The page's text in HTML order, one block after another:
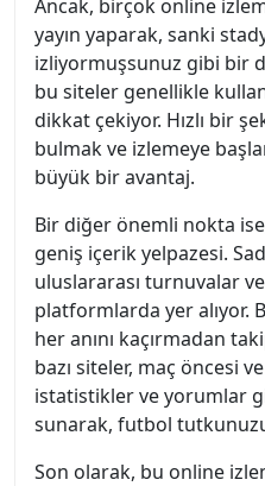
Ancak, birçok online
yayın yaparak, sanki
izliyormuşsunuz gibi bir
bu siteler genellikle
dikkat çekiyor. Hızlı bir
bulmak ve izlemeye
büyük bir avantaj.
Bir diğer önemli nokta
geniş içerik yelpazesi.
uluslararası turnuvalar
platformlarda yer alıyor.
her anını kaçırmadan
bazı siteler, maç öncesi
istatistikler ve yorumlar
sunarak, futbol
Son olarak, bu online